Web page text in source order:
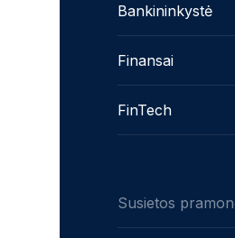
Bankininkystė
Finansai
FinTech
Susietos